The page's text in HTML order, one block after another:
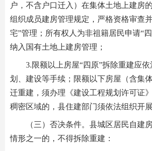
户，不含户口迁入）在集体土地上建房
组织成员建房管理规定，严格资格审查
宅”管理；所有权人为非祖籍居民申请“
纳入国有土地上建房管理；
3.限额以上房屋“四原”拆除重建应
划、建设等手续；限额以下房屋（含集
迁重建，须办理《建设工程规划许可证
稠密区域的，县住建部门须依法组织开展
（三）否决条件。县城区居民自建
情形之一的，不得拆除重建：